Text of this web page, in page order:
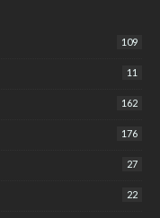
109
11
162
176
27
22